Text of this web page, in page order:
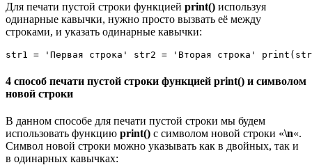
Для печати пустой строки функцией print() используя
одинарные кавычки, нужно просто вызвать её между
строками, и указать одинарные кавычки:
str1 = 'Первая строка' str2 = 'Вторая строка'
4 способ печати пустой строки функцией print() и символом
новой строки
В данном способе для печати пустой строки мы будем
использовать функцию print() c символом новой строки «\n«.
Символ новой строки можно указывать как в двойных, так и
в одинарных кавычках: